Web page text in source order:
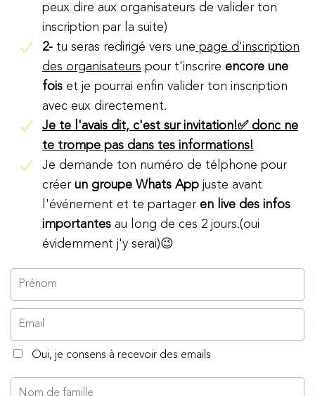
peux dire aux organisateurs de valider ton
inscription par la suite)
2- tu seras redirigé vers une page d'inscription
des organisateurs pour t'inscrire encore une
fois et je pourrai enfin valider ton inscription
avec eux directement.
Je te l'avais dit, c'est sur invitation!✅ donc ne
te trompe pas dans tes informations!
Je demande ton numéro de télphone pour
créer un groupe Whats App juste avant
l'événement et te partager en live des infos
importantes au long de ces 2 jours.(oui
évidemment j'y serai)😉
Oui, je consens à recevoir des emails